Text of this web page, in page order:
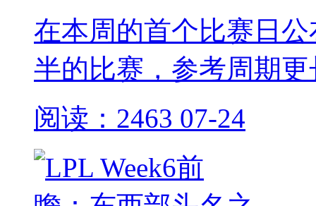
在本周的首个比赛日
半的比赛，参考周期
阅读：2463 07-24